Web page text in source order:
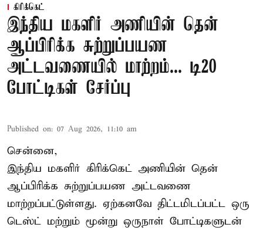
கிரிக்கெட்
இந்திய மகளிர் அணியின் தென்
ஆப்பிரிக்க சுற்றுப்பயண
அட்டவணையில் மாற்றம்... டி20
போட்டிகள் சேர்ப்பு
Published on: 07 Aug 2026, 11:10 am
சென்னை,
இந்திய மகளிர் கிரிக்கெட் அணியின் தென்
ஆப்பிரிக்க சுற்றுப்பயண அட்டவணை
மாற்றப்பட்டுள்ளது. ஏற்கனவே திட்டமிடப்பட்ட ஒரு
டெஸ்ட் மற்றும் மூன்று ஒருநாள் போட்டிகளுடன்